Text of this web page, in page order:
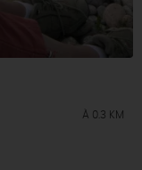
À 0.3 KM